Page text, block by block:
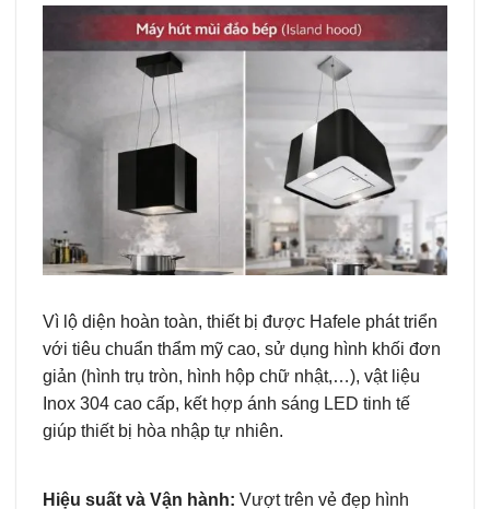
Vì lộ diện hoàn toàn, thiết bị được Hafele phát triển
với tiêu chuẩn thẩm mỹ cao, sử dụng hình khối đơn
giản (hình trụ tròn, hình hộp chữ nhật,…), vật liệu
Inox 304 cao cấp, kết hợp ánh sáng LED tinh tế
giúp thiết bị hòa nhập tự nhiên.
Hiệu suất và Vận hành: Vượt trên vẻ đẹp hình